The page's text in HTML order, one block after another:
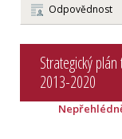
Odpovědnost
Strategický
2013-2020